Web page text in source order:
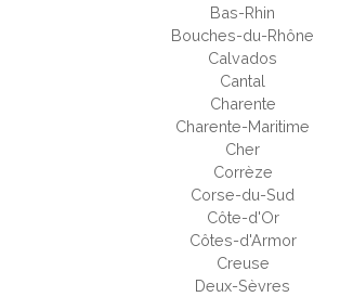
Bas-Rhin
Bouches-du-Rhône
Calvados
Cantal
Charente
Charente-Maritime
Cher
Corrèze
Corse-du-Sud
Côte-d'Or
Côtes-d'Armor
Creuse
Deux-Sèvres